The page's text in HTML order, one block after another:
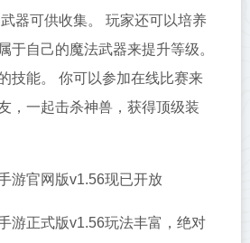
器可供收集。 玩家还可以培养
于自己的魔法武器来提升等级。
技能。 你可以参加在线比赛来
，一起击杀神兽，获得顶级装
游官网版v1.56现已开放
游正式版v1.56玩法丰富，绝对